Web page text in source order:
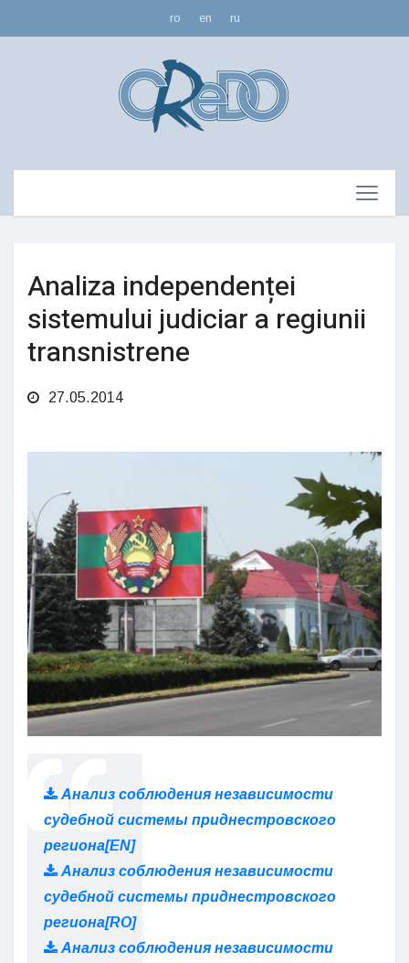
ro en ru
Analiza independenței
sistemului judiciar a regiunii
transnistrene
27.05.2014
Анализ соблюдения независимости
судебной системы приднестровского
региона[EN]
Анализ соблюдения независимости
судебной системы приднестровского
региона[RO]
Анализ соблюдения независимости